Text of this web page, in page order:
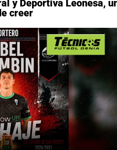
y Deportiva Leonesa,
creer